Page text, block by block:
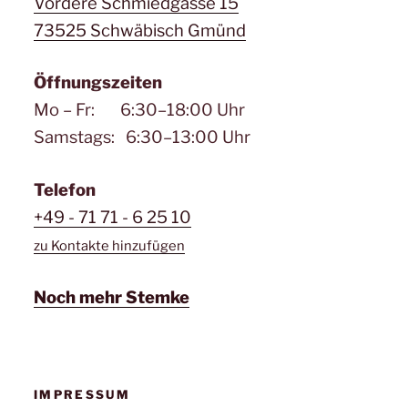
73525 Schwäbisch Gmünd
Öffnungszeiten
Mo – Fr: 6:30–18:00 Uhr
Samstags: 6:30–13:00 Uhr
Telefon
+49 - 71 71 - 6 25 10
zu Kontakte hinzufügen
Noch mehr Stemke
IMPRESSUM